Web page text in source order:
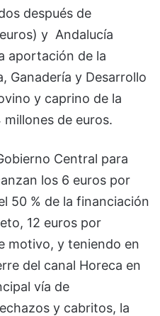
después de
y Andalucía
aportación de la
Ganadería y Desarrollo
y caprino de la
de euros.
Central para
los 6 euros por
50 % de la financiación
12 euros por
motivo, y teniendo en
del canal Horeca en
vía de
y cabritos, la